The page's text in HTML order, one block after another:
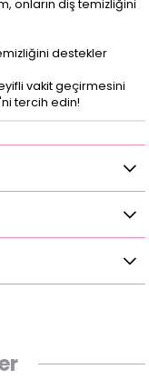
onların diş temizliğini
destekler
vakit geçirmesini
tercih edin!